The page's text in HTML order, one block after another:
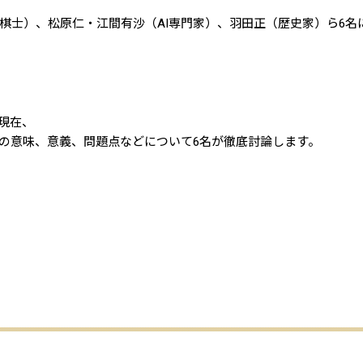
）、松原仁・江間有沙（AI専門家）、羽田正（歴史家）ら6名
在、
味、意義、問題点などについて6名が徹底討論します。